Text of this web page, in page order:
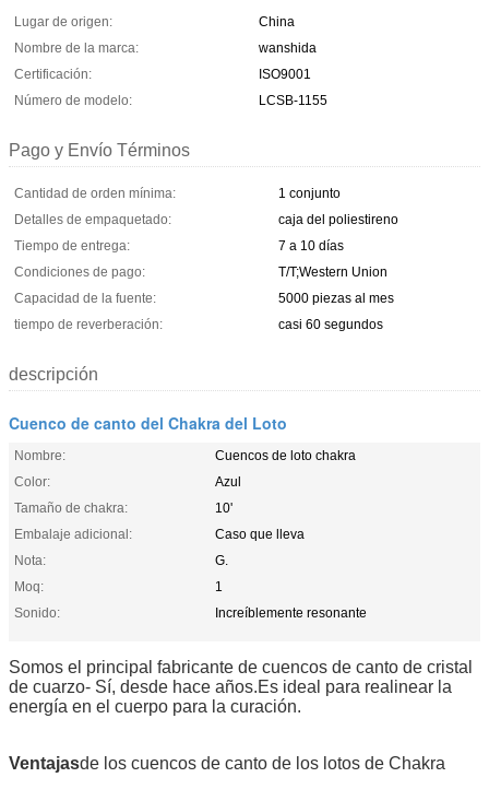
Lugar de origen:
China
Nombre de la marca:
wanshida
Certificación:
ISO9001
Número de modelo:
LCSB-1155
Pago y Envío Términos
Cantidad de orden mínima:
1 conjunto
Detalles de empaquetado:
caja del poliestireno
Tiempo de entrega:
7 a 10 días
Condiciones de pago:
T/T;Western Union
Capacidad de la fuente:
5000 piezas al mes
tiempo de reverberación:
casi 60 segundos
descripción
Cuenco de canto del Chakra del Loto
Nombre:
Cuencos de loto chakra
Color:
Azul
Tamaño de chakra:
10'
Embalaje adicional:
Caso que lleva
Nota:
G.
Moq:
1
Sonido:
Increíblemente resonante
Somos el principal fabricante de cuencos de canto de cristal
de cuarzo- Sí, desde hace años.Es ideal para realinear la
energía en el cuerpo para la curación.
Ventajasde los cuencos de canto de los lotos de Chakra